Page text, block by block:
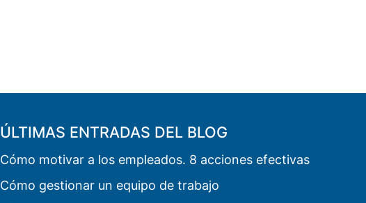
ÚLTIMAS ENTRADAS DEL BLOG
Cómo motivar a los empleados. 8 acciones efectivas
Cómo gestionar un equipo de trabajo